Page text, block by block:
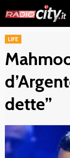
to
content
LIFE
dette”